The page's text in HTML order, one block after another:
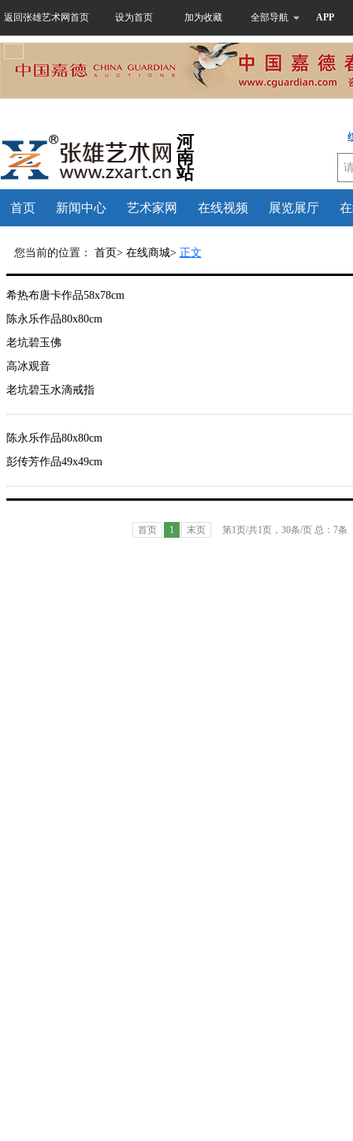
返回张雄艺术网首页 设为首页 加为收藏 全部导航 APP
河
南
站
首页 新闻中心 艺术家网 在线视频 展览展厅
您当前的位置： 首页> 在线商城> 正文
希热布唐卡作品58x78cm
陈永乐作品80x80cm
老坑碧玉佛
高冰观音
老坑碧玉水滴戒指
陈永乐作品80x80cm
彭传芳作品49x49cm
首页 1 末页 第1页/共1页， 30条/页 总： 7条